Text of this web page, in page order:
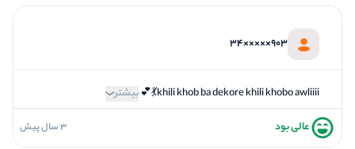
5
903×××××34
khili khob ba dekore khili khobo awliiii💃💕 بیشتر
فضاسازی 5 عالی بود 3 سال پیش